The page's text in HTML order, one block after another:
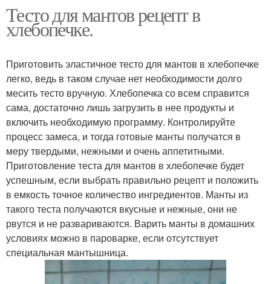
Тесто для мантов рецепт в
хлебопечке.
Приготовить эластичное тесто для мантов в хлебопечке
легко, ведь в таком случае нет необходимости долго
месить тесто вручную. Хлебопечка со всем справится
сама, достаточно лишь загрузить в нее продукты и
включить необходимую программу. Контролируйте
процесс замеса, и тогда готовые манты получатся в
меру твердыми, нежными и очень аппетитными.
Приготовление теста для мантов в хлебопечке будет
успешным, если выбрать правильно рецепт и положить
в емкость точное количество ингредиентов. Манты из
такого теста получаются вкусные и нежные, они не
рвутся и не развариваются. Варить манты в домашних
условиях можно в пароварке, если отсутствует
специальная мантышница.